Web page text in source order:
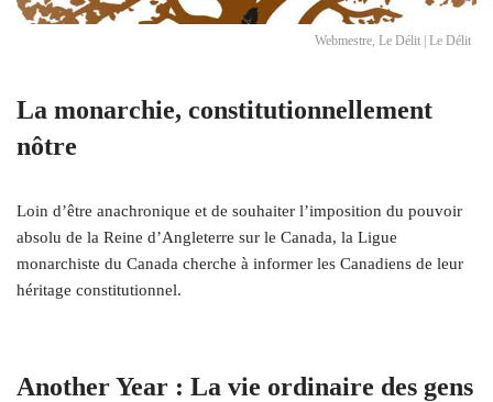
Webmestre, Le Délit | Le Délit
La monarchie, constitutionnellement
nôtre
Loin d’être anachronique et de souhaiter l’imposition du pouvoir
absolu de la Reine d’Angleterre sur le Canada, la Ligue
monarchiste du Canada cherche à informer les Canadiens de leur
héritage constitutionnel.
Another Year : La vie ordinaire des gens